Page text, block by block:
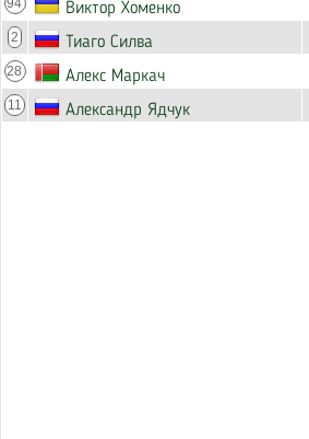
94 Виктор Хоменко
2 Тиаго Силва
28 Алекс Маркач
11 Александр Ядчук